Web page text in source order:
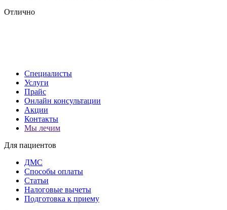
Отлично
Специалисты
Услуги
Прайс
Онлайн консультации
Акции
Контакты
Мы лечим
Для пациентов
ДМС
Способы оплаты
Статьи
Налоговые вычеты
Подготовка к приему